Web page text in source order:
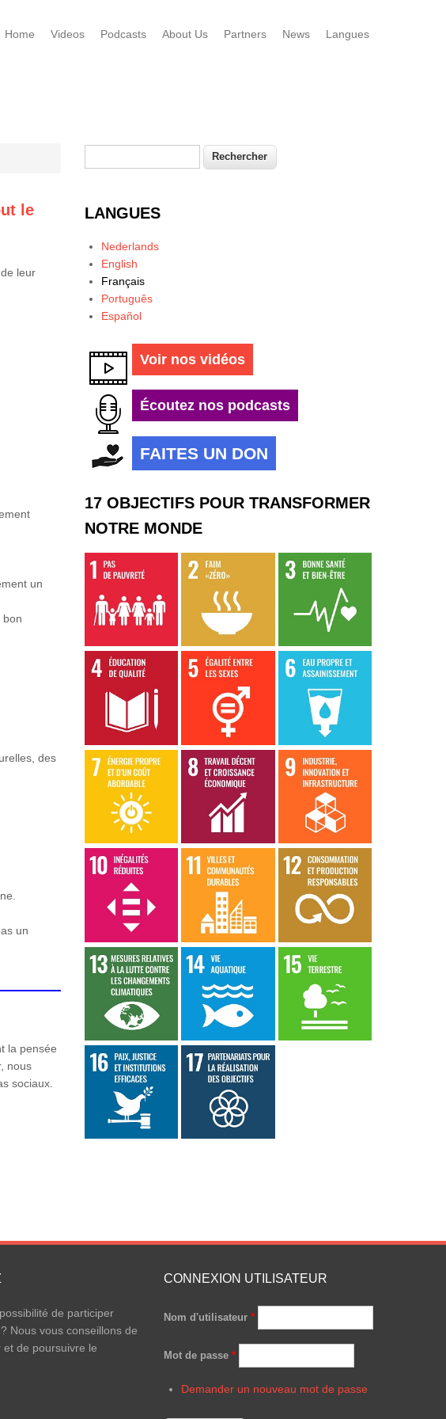
Home Videos Podcasts About Us Partners News Langues
le
leur
un
bon
des
un
la pensée
nous
sociaux.
Formulaire de recherche
LANGUES
Nederlands
English
Français
Português
Español
Voir nos vidéos
Écoutez nos podcasts
FAITES UN DON
17 OBJECTIFS POUR TRANSFORMER
NOTRE MONDE
de participer
Nous vous conseillons de
et de poursuivre le
CONNEXION UTILISATEUR
Nom d'utilisateur *
Mot de passe *
Demander un nouveau mot de passe